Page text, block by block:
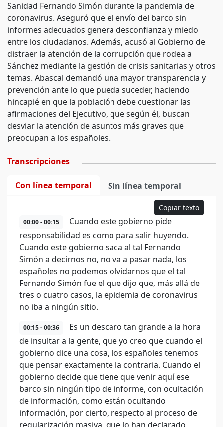
Sanidad Fernando Simón durante la pandemia de
coronavirus. Aseguró que el envío del barco sin
informes adecuados genera desconfianza y miedo
entre los ciudadanos. Además, acusó al Gobierno de
distraer la atención de la corrupción que rodea a
Sánchez mediante la gestión de crisis sanitarias y otros
temas. Abascal demandó una mayor transparencia y
prevención ante lo que pueda suceder, haciendo
hincapié en que la población debe cuestionar las
afirmaciones del Ejecutivo, que según él, buscan
desviar la atención de asuntos más graves que
preocupan a los españoles.
Transcripciones
Con línea temporal Sin línea temporal
Copiar texto
00:00 - 00:15
Cuando este gobierno pide
responsabilidad es como para salir huyendo.
Cuando este gobierno saca al tal Fernando
Simón a decirnos no, no va a pasar nada, los
españoles no podemos olvidarnos que el tal
Fernando Simón fue el que dijo que, más allá de
tres o cuatro casos, la epidemia de coronavirus
no iba a ningún sitio.
00:15 - 00:36
Es un descaro tan grande a la hora
de insultar a la gente, que yo creo que cuando el
gobierno dice una cosa, los españoles tenemos
que pensar exactamente la contraria. Cuando el
gobierno decide que tiene que venir aquí ese
barco sin ningún tipo de informe, con ocultación
de información, como están ocultando
información, por cierto, respecto al proceso de
regularización masiva, que lo han declarado